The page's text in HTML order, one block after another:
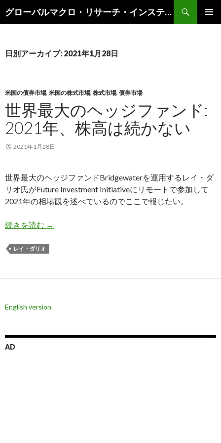
グローバルマクロ・リサーチ・インスティテュート
索
ン
キ
ッ
日別アーカイブ: 2021年1月28日
米国の債券市場, 米国の株式市場, 株式市場, 債券市場
世界最大のヘッジファンド:
2021年、株高は続かない
2021年1月28日
世界最大のヘッジファンドBridgewaterを運用するレイ・ダ
リオ氏がFuture Investment Initiativeにリモートで参加して
2021年の相場観を述べているのでここで報じたい。
続きを読む 世界最大のヘッジファンド: 2021年、株高は続か
→
レイ・ダリオ
English version
AD